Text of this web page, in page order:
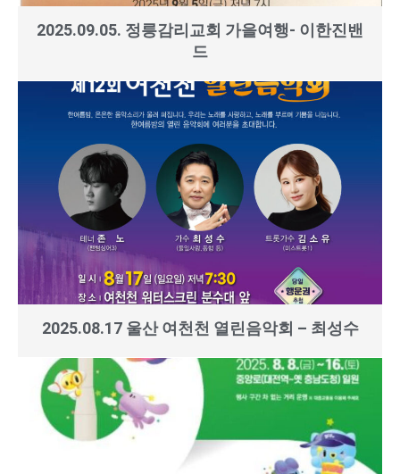
2025.09.05. 정릉감리교회 가을여행- 이한진밴
드
2025.08.17 울산 여천천 열린음악회 – 최성수